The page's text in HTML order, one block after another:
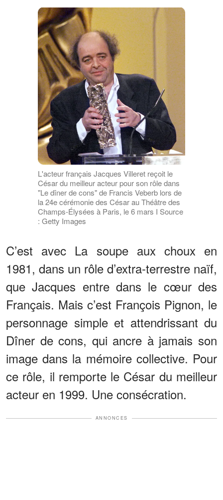
L'acteur français Jacques Villeret reçoit le
César du meilleur acteur pour son rôle dans
"Le dîner de cons" de Francis Veberb lors de
la 24e cérémonie des César au Théâtre des
Champs-Élysées à Paris, le 6 mars I Source
: Getty Images
C’est avec La soupe aux choux en
1981, dans un rôle d’extra-terrestre naïf,
que Jacques entre dans le cœur des
Français. Mais c’est François Pignon, le
personnage simple et attendrissant du
Dîner de cons, qui ancre à jamais son
image dans la mémoire collective. Pour
ce rôle, il remporte le César du meilleur
acteur en 1999. Une consécration.
ANNONCES